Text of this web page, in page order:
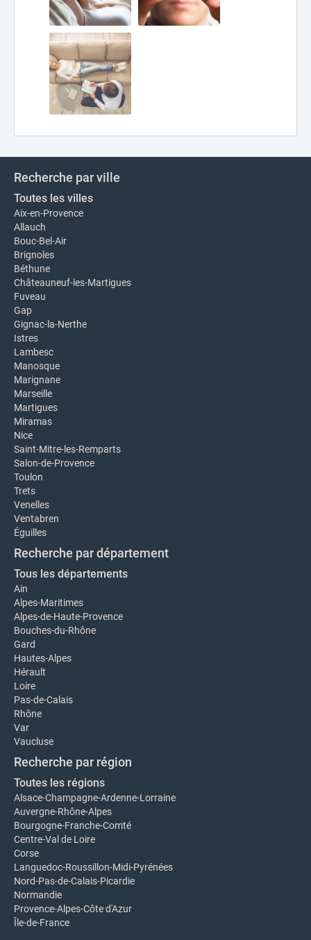
Recherche par ville
Toutes les villes
Aix-en-Provence
Allauch
Bouc-Bel-Air
Brignoles
Béthune
Châteauneuf-les-Martigues
Fuveau
Gap
Gignac-la-Nerthe
Istres
Lambesc
Manosque
Marignane
Marseille
Martigues
Miramas
Nice
Saint-Mitre-les-Remparts
Salon-de-Provence
Toulon
Trets
Venelles
Ventabren
Éguilles
Recherche par département
Tous les départements
Ain
Alpes-Maritimes
Alpes-de-Haute-Provence
Bouches-du-Rhône
Gard
Hautes-Alpes
Hérault
Loire
Pas-de-Calais
Rhône
Var
Vaucluse
Recherche par région
Toutes les régions
Alsace-Champagne-Ardenne-Lorraine
Auvergne-Rhône-Alpes
Bourgogne-Franche-Comté
Centre-Val de Loire
Corse
Languedoc-Roussillon-Midi-Pyrénées
Nord-Pas-de-Calais-Picardie
Normandie
Provence-Alpes-Côte d'Azur
Île-de-France